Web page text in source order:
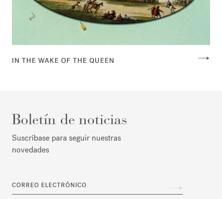
IN THE WAKE OF THE QUEEN
Boletín de noticias
Suscríbase para seguir nuestras
novedades
CORREO ELECTRÓNICO